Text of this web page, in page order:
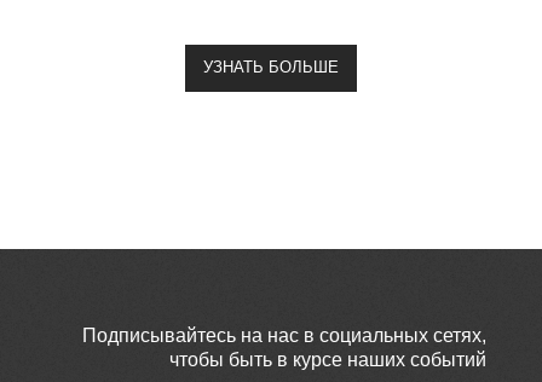
УЗНАТЬ БОЛЬШЕ
Подписывайтесь на нас в социальных сетях,
чтобы быть в курсе наших событий